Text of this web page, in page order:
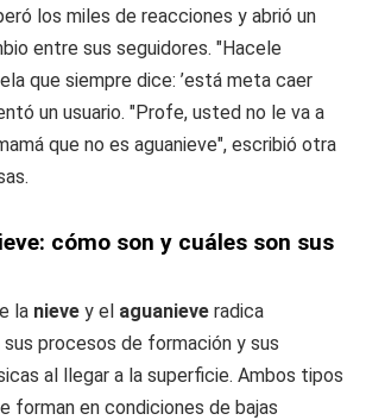
los miles de reacciones y abrió un
entre sus seguidores. "Hacele
que siempre dice: ’está meta caer
un usuario. "Profe, usted no le va a
que no es aguanieve", escribió otra
cómo son y cuáles son sus
la nieve y el aguanieve radica
procesos de formación y sus
al llegar a la superficie. Ambos tipos
forman en condiciones de bajas